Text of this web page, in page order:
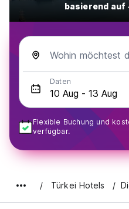
basierend auf
Wohin möchtest
Daten
Flexible Buchung und
verfügbar.
Türkei Hotels